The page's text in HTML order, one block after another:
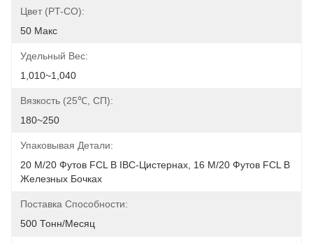
Цвет (PT-CO):
50 Макс
Удельный Вес:
1,010~1,040
Вязкость (25℃, СП):
180~250
Упаковывая Детали:
20 М/20 Футов FCL В IBC-Цистернах, 16 М/20 Футов FCL В
Железных Бочках
Поставка Способности:
500 Тонн/месяц